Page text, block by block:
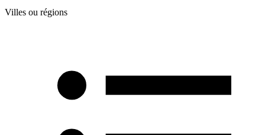
Villes ou régions